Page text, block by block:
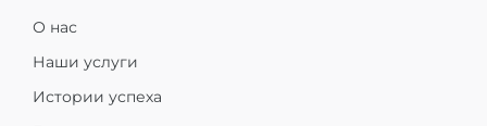
О нас
Наши услуги
Истории успеха